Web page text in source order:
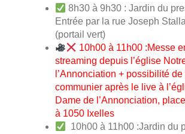
8h30 à 9h30 : Jardin du
Entrée par la rue Joseph
(portail vert)
10h00 à 11h00 :Messe
streaming depuis l’église
l’Annonciation + possibilité
communier après le live à
Dame de l’Annonciation,
à 1050 Ixelles
10h00 à 11h00 :Jardin du